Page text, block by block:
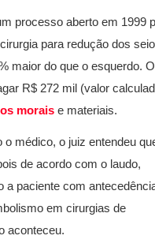
processo aberto em 1999
para redução dos
maior do que o esquerdo. O
R$ 272 mil (valor
morais e materiais.
médico, o juiz entendeu
de acordo com o laudo,
a paciente com
em cirurgias de
aconteceu.